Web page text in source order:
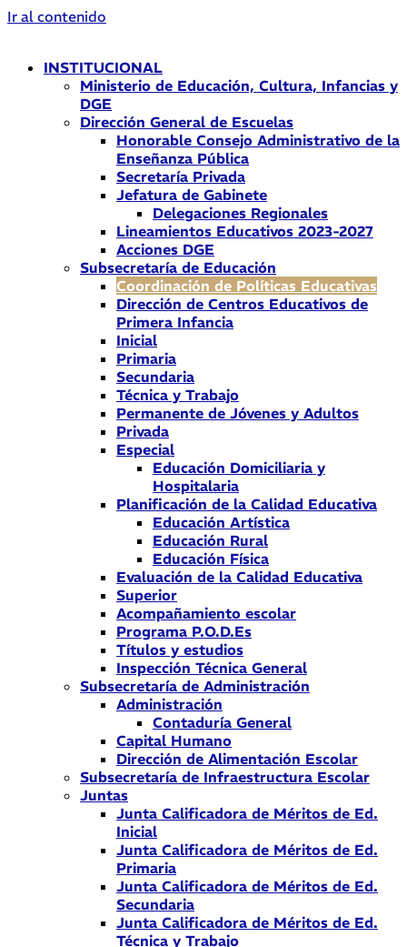
Ir al contenido
INSTITUCIONAL
Ministerio de Educación, Cultura, Infancias y
DGE
Dirección General de Escuelas
Honorable Consejo Administrativo de la
Enseñanza Pública
Secretaría Privada
Jefatura de Gabinete
Delegaciones Regionales
Lineamientos Educativos 2023-2027
Acciones DGE
Subsecretaría de Educación
Coordinación de Políticas Educativas
Dirección de Centros Educativos de
Primera Infancia
Inicial
Primaria
Secundaria
Técnica y Trabajo
Permanente de Jóvenes y Adultos
Privada
Especial
Educación Domiciliaria y
Hospitalaria
Planificación de la Calidad Educativa
Educación Artística
Educación Rural
Educación Física
Evaluación de la Calidad Educativa
Superior
Acompañamiento escolar
Programa P.O.D.Es
Títulos y estudios
Inspección Técnica General
Subsecretaría de Administración
Administración
Contaduría General
Capital Humano
Dirección de Alimentación Escolar
Subsecretaría de Infraestructura Escolar
Juntas
Junta Calificadora de Méritos de Ed.
Inicial
Junta Calificadora de Méritos de Ed.
Primaria
Junta Calificadora de Méritos de Ed.
Secundaria
Junta Calificadora de Méritos de Ed.
Técnica y Trabajo